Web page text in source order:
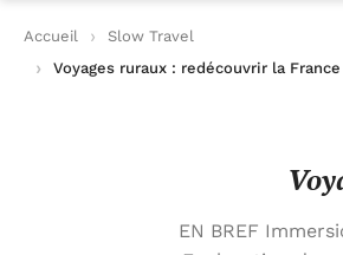
Accueil
Slow Travel
Voyages ruraux : redécouvrir la
EN BREF